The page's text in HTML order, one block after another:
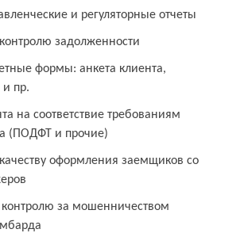
и регуляторные отчеты
задолженности
формы: анкета клиента,
и пр.
на соответствие требованиям
(ПОДФТ и прочие)
оформления заемщиков со
за мошенничеством